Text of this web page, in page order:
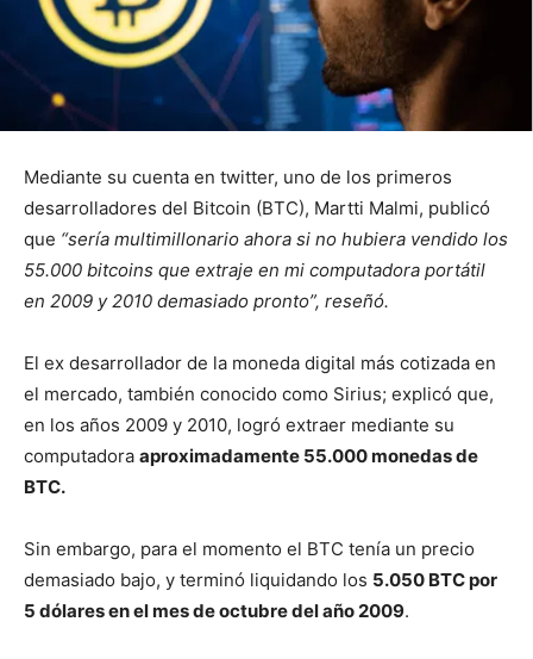
Mediante su cuenta en twitter, uno de los primeros
desarrolladores del Bitcoin (BTC), Martti Malmi, publicó
que “sería multimillonario ahora si no hubiera vendido los
55.000 bitcoins que extraje en mi computadora portátil
en 2009 y 2010 demasiado pronto”, reseñó.
El ex desarrollador de la moneda digital más cotizada en
el mercado, también conocido como Sirius; explicó que,
en los años 2009 y 2010, logró extraer mediante su
computadora aproximadamente 55.000 monedas de
BTC.
Sin embargo, para el momento el BTC tenía un precio
demasiado bajo, y terminó liquidando los 5.050 BTC por
5 dólares en el mes de octubre del año 2009.